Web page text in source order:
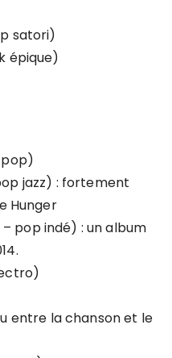
satori)
épique)
jazz) : fortement
Hunger
pop indé) : un album
entre la chanson et le